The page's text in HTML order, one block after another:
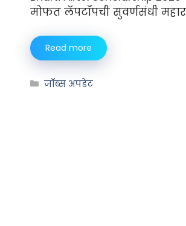
मोफत लॅपटॉपची सुवर्णसंधी
Read more
जॉब्स अपडेट